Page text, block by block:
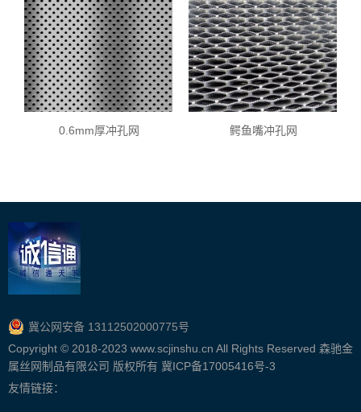
0.6mm厚冲孔网 鳄鱼嘴冲孔网
冀公网安备 13112502000775号
Copyright © 2018-2023 www.scjinshu.cn All Rights Reserved 森驰金
属丝网制品有限公司 版权所有 冀ICP备17005416号-3
友情链接：